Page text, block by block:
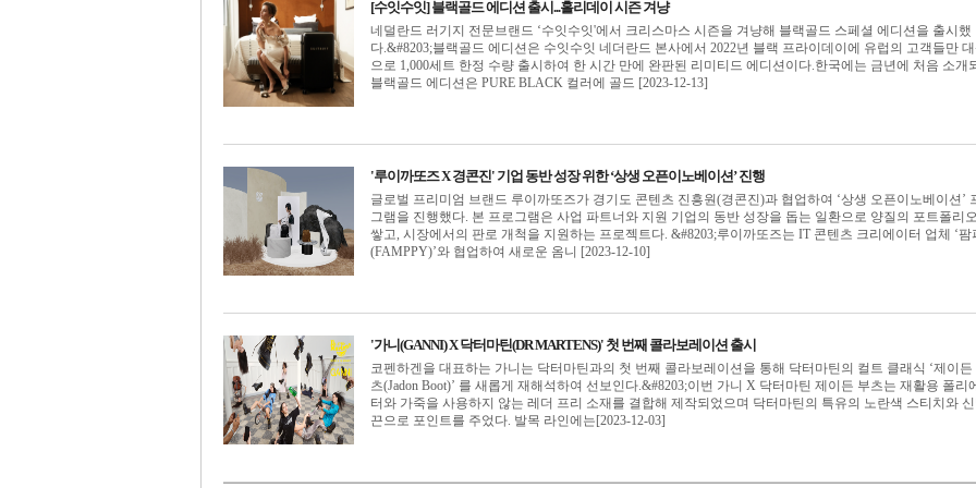
[수잇수잇] 블랙골드 에디션 출시...홀리데이 시즌 겨냥
네덜란드 러기지 전문브랜드 ‘수잇수잇'에서 크리스마스 시즌을 겨냥해 블랙골드 스페셜 에디션을 출시했
다.&#8203;블랙골드 에디션은 수잇수잇 네더란드 본사에서 2022년 블랙 프라이데이에 유럽의 고객들만
으로 1,000세트 한정 수량 출시하여 한 시간 만에 완판된 리미티드 에디션이다.한국에는 금년에 처음 소개
블랙골드 에디션은 PURE BLACK 컬러에 골드 [2023-12-13]
'루이까또즈 X 경콘진' 기업 동반 성장 위한 ‘상생 오픈이노베이션’ 진행
글로벌 프리미엄 브랜드 루이까또즈가 경기도 콘텐츠 진흥원(경콘진)과 협업하여 ‘상생 오픈이노베이션’
그램을 진행했다. 본 프로그램은 사업 파트너와 지원 기업의 동반 성장을 돕는 일환으로 양질의 포트폴리
쌓고, 시장에서의 판로 개척을 지원하는 프로젝트다. &#8203;루이까또즈는 IT 콘텐츠 크리에이터 업체 ‘팜
(FAMPPY)’와 협업하여 새로운 옴니 [2023-12-10]
'가니(GANNI) X 닥터마틴(DR MARTENS)' 첫 번째 콜라보레이션 출시
코펜하겐을 대표하는 가니는 닥터마틴과의 첫 번째 콜라보레이션을 통해 닥터마틴의 컬트 클래식 ‘제이든
츠(Jadon Boot)’ 를 새롭게 재해석하여 선보인다.&#8203;이번 가니 X 닥터마틴 제이든 부츠는 재활용 폴리
터와 가죽을 사용하지 않는 레더 프리 소재를 결합해 제작되었으며 닥터마틴의 특유의 노란색 스티치와
끈으로 포인트를 주었다. 발목 라인에는[2023-12-03]